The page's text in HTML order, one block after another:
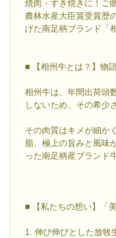
焼肉・すき焼きに！ご
農林水産大臣賞受賞歴
げた南足柄ブランド「
■ 【相州牛とは？】物
相州牛は、年間出荷頭
しないため、その希少
その肉質はキメが細か
脂、極上の旨みと風味
った南足柄産ブランド
■ 【私たちの想い】「
1. 伸び伸びとした放牧